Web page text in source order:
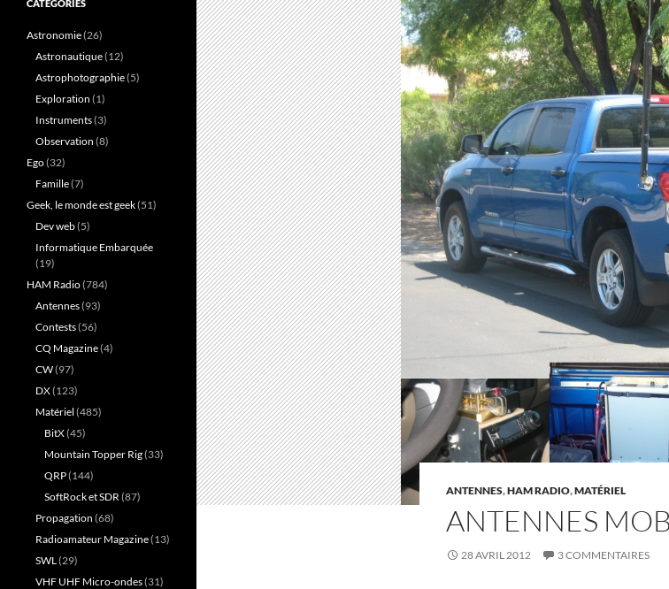
ANTENNES,HAM RADIO,MATÉRIEL
ANTENNES
28 AVRIL 2012 3 COMMENTAIRES
CATÉGORIES
Astronomie(26)
Astronautique(12)
Astrophotographie(5)
Exploration (1)
Instruments(3)
Observation (8)
Ego(32)
Famille(7)
Geek, le monde est geek(51)
Dev web(5)
Informatique Embarquée
(19)
HAM Radio(784)
Antennes(93)
Contests(56)
CQ Magazine(4)
CW(97)
DX(123)
Matériel (485)
BitX(45)
Mountain Topper Rig(33)
QRP(144)
SoftRock et SDR(87)
Propagation (68)
Radioamateur Magazine(13)
SWL(29)
VHF UHF Micro-ondes(31)